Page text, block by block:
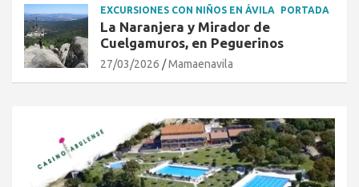
EXCURSIONES CON NIÑOS EN ÁVILA PORTADA
La Naranjera y Mirador de
Cuelgamuros, en Peguerinos
27/03/2026 Mamaenavila